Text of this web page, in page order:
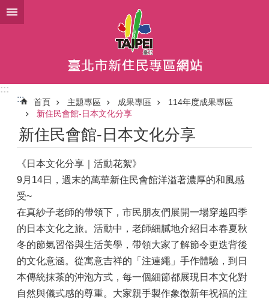
跳到主要內容區塊
:::
:::
首頁 主題專區 成果專區
114年度成果專區
新住民會館-日本文化分享
新住民會館-日本文化分享
《日本文化分享｜活動花絮》
9月14日，週末的萬華新住民會館洋溢著濃厚的和風感
受~
在真紗子老師的帶領下，市民朋友們展開一場穿越四季
的日本文化之旅。活動中，老師細膩地介紹日本春夏秋
冬的節氣習俗與生活美學，帶領大家了解節令更迭背後
的文化意涵。從寓意吉祥的「注連繩」手作體驗，到日
本傳統抹茶的沖泡方式，每一個細節都展現日本文化對
自然與儀式感的尊重。大家親手製作象徵新年祝福的注